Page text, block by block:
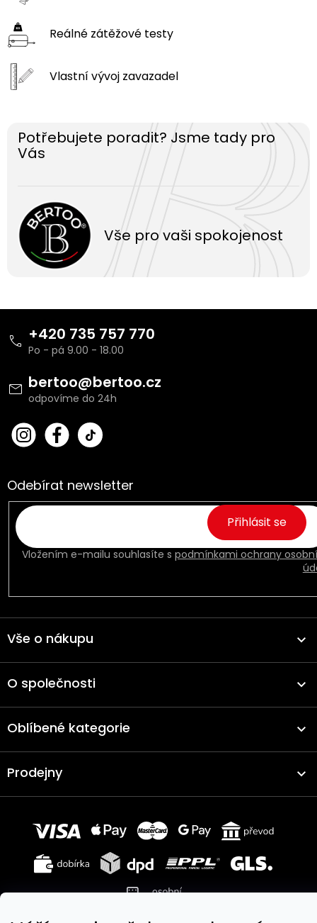
Reálné zátěžové testy
Vlastní vývoj zavazadel
Potřebujete poradit? Jsme tady pro
Vás
Vše pro vaši spokojenost
bertoo@bertoo.cz
+420 735 757 770
bert
oo_
Fac
ebo
Odebírat newsletter
Vložením e-mailu souhlasíte s podmínkami ochrany
Přihlásit se
Vše o nákupu
O společnosti
Oblíbené kategorie
Prodejny